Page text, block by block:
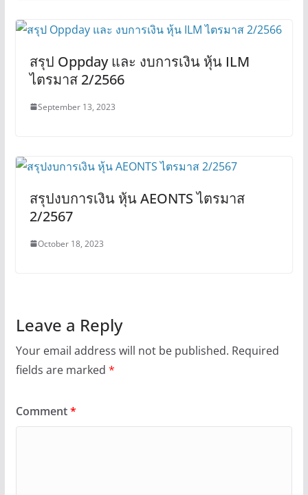
สรุป Oppday และ งบการเงิน หุ้น ILM
ไตรมาส 2/2566
September 13, 2023
สรุปงบการเงิน หุ้น AEONTS ไตรมาส
2/2567
October 18, 2023
Leave a Reply
Your email address will not be published. Required
fields are marked *
Comment*